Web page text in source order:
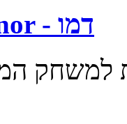
Medal of Honor - דמו